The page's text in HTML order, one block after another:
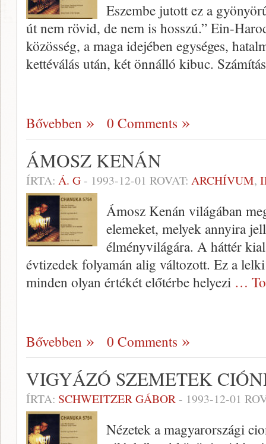
Eszembe jutott ez a
út nem rövid, de nem is hosszú.” Ein-
közösség, a maga idejében egységes,
kettéválás után, két önnálló kibuc.
Bővebben 0 Comments
ÁMOSZ KENÁN
ÍRTA: Á. G- 1993-12-01 ROVAT: ARCHÍVUM,
Ámosz Kenán világában
elemeket, melyek annyira
élményvilágára. A háttér
évtizedek folyamán alig változott. Ez a
minden olyan értékét előtérbe helyezi …
Bővebben 0 Comments
VIGYÁZÓ SZEMETEK
ÍRTA: SCHWEITZER GÁBOR- 1993-12-01
Nézetek a magyarországi